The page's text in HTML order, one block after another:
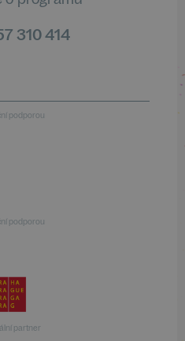
310 414
podporou
podporou
partner